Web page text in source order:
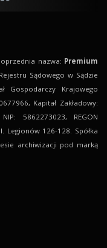
nazwa: Premium
Sądowego w Sądzie
Gospodarczy Krajowego
Kapitał Zakładowy:
5862273023, REGON
Legionów 126-128. Spółka
archiwizacji pod marką